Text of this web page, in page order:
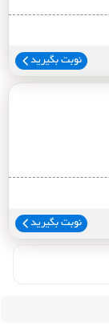
نوبت بگیرید
نوبت بگیرید